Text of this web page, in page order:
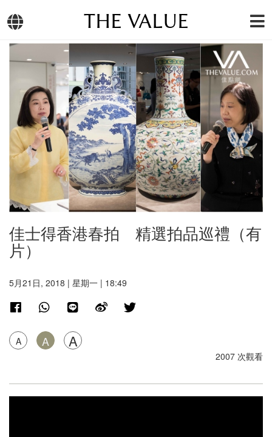
THE VALUE
佳士得香港春拍 精選拍品巡禮（有
片）
5月21日, 2018 | 星期一 | 18:49
A A A
2007 次觀看